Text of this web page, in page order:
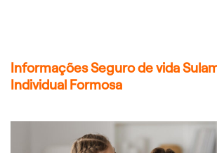
Informações Seguro de vida
Individual Formosa